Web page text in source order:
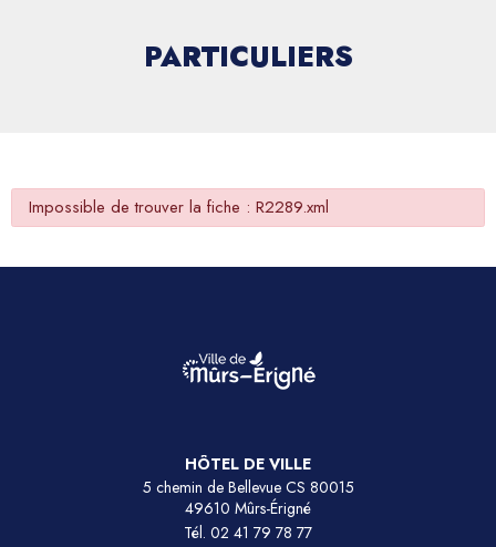
PARTICULIERS
Impossible de trouver la fiche : R2289.xml
HÔTEL DE VILLE
5 chemin de Bellevue CS 80015
49610 Mûrs-Érigné
Tél. 02 41 79 78 77